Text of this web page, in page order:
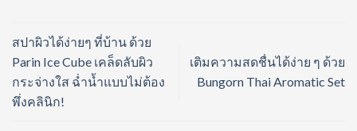
สปาผิวได้ง่ายๆ ที่บ้าน ด้วย
Parin Ice Cube เคล็ดลับผิว
กระจ่างใส ฉ่ำน้ำแบบไม่ต้อง
พึ่งคลินิก!
เติมความสดชื่นได้ง่าย ๆ ด้วย
Bungorn Thai Aromatic Set